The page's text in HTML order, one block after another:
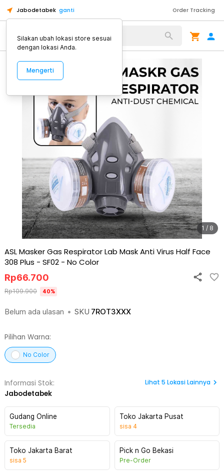
Jabodetabek ganti Order Tracking
Alat Kopi
1 / 8
ASL Masker Gas Respirator Lab Mask Anti Virus Half Face
308 Plus - SF02 - No Color
Belum ada ulasan • SKU 7ROT3XXX
Rp66.700
Rp109.900 40%
Pilihan Warna:
No Color
Informasi Stok:
Jabodetabek
Lihat 5 Lokasi Lainnya
Gudang Online
Tersedia
Toko Jakarta Pusat
sisa 4
Toko Jakarta Barat
sisa 5
Pick n Go Bekasi
Pre-Order
Silakan ubah lokasi store sesuai
dengan lokasi Anda.
Mengerti